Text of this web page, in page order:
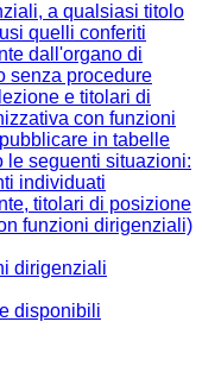
a qualsiasi titolo
quelli conferiti
dall'organo di
senza procedure
e titolari di
con funzioni
in tabelle
le seguenti situazioni:
individuati
titolari di posizione
funzioni dirigenziali)
dirigenziali
disponibili